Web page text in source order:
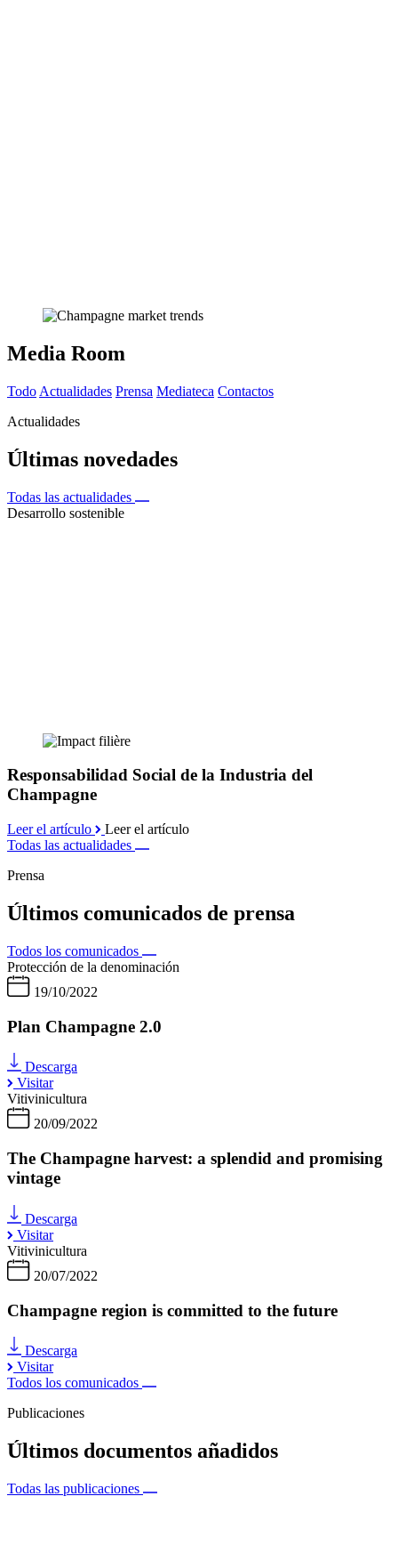
Media Room
Todo Actualidades Prensa Mediateca Contactos
Actualidades
Últimas novedades
Todas las actualidades
Desarrollo sostenible
Responsabilidad Social de la Industria del
Champagne
Leer el artículo
Leer el artículo
Todas las actualidades
Prensa
Últimos comunicados de prensa
Todos los comunicados
Protección de la denominación
19/10/2022
Plan Champagne 2.0
Descarga
Visitar
Vitivinicultura
20/09/2022
The Champagne harvest: a splendid and promising
vintage
Descarga
Visitar
Vitivinicultura
20/07/2022
Champagne region is committed to the future
Descarga
Visitar
Todos los comunicados
Publicaciones
Últimos documentos añadidos
Todas las publicaciones